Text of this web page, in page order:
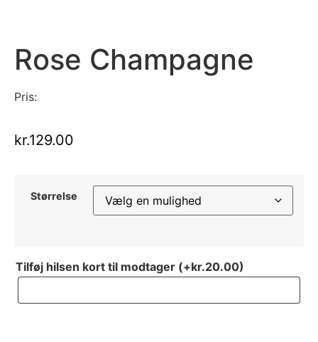
Rose Champagne
Pris:
kr.129.00
Størrelse
Tilføj hilsen kort til modtager (+kr.20.00)